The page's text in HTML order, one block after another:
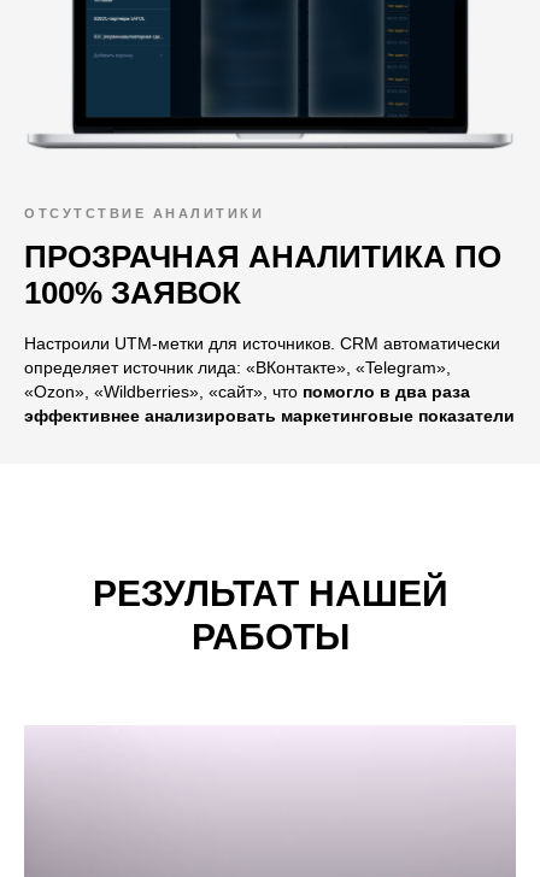
ОТСУТСТВИЕ АНАЛИТИКИ
ПРОЗРАЧНАЯ АНАЛИТИКА ПО
100% ЗАЯВОК
Настроили UTM-метки для источников. CRM автоматически
определяет источник лида: «ВКонтакте», «Telegram»,
«Оzоn», «Wildberries», «сайт», что помогло в два раза
эффективнее анализировать маркетинговые показатели
РЕЗУЛЬТАТ НАШЕЙ
РАБОТЫ